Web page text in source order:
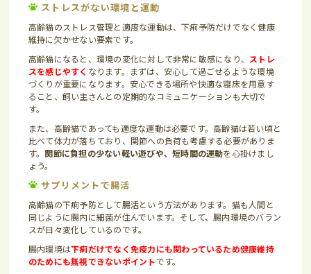
ストレスがない環境と運動
高齢猫のストレス管理と適度な運動は、下痢予防だけでなく健康
維持に欠かせない要素です。
高齢猫になると、環境の変化に対して非常に敏感になり、
ストレ
スを感じやすく なります。まずは、安心して過ごせるような環境
づくりが重要になります。安心できる場所や快適な寝床を用意す
ること、飼い主さんとの定期的なコミュニケーションも大切で
す。
また、高齢猫であっても適度な運動は必要です。高齢猫は若い頃と
比べて体力が落ちており、関節への負荷も考慮する必要がありま
す。 関節に負担の少ない軽い遊びや、短時間の運動を心掛けまし
ょう。
サプリメントで腸活
高齢猫の下痢予防として腸活という方法があります。猫も人間と
同じように腸内に細菌が住んでいます。そして、腸内環境のバラン
スが日々変化しているのです。
腸内環境は下痢だけでなく免疫力にも関わっているため健康維持
のためにも無視できないポイントです。